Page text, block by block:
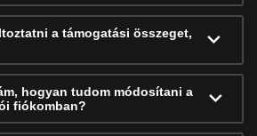
a támogatási összeget,
hogyan tudom módosítani a
fiókomban?